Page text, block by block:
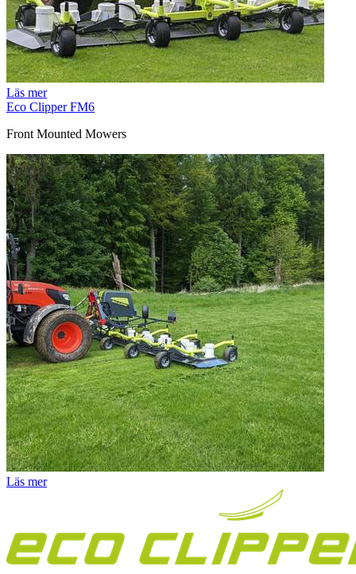
Läs mer
Eco Clipper FM6
Front Mounted Mowers
Läs mer